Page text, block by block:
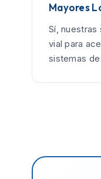
Mayores
Sí, nuestras
vial para
sistemas